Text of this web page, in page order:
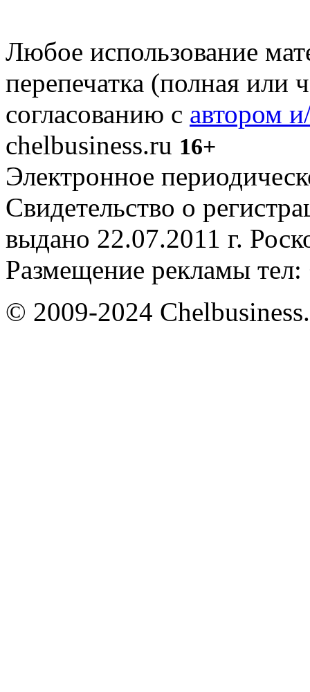
Любое использование
перепечатка (полная или
согласованию с автором
chelbusiness.ru 16+
Электронное
Свидетельство о
выдано 22.07.2011 г.
Размещение рекламы
© 2009-2024